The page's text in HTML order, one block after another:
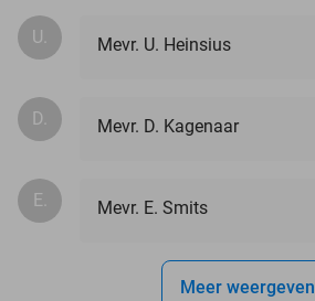
U. Mevr. U. Heinsius
D. Mevr. D. Kagenaar
E. Mevr. E. Smits
Meer weergeven